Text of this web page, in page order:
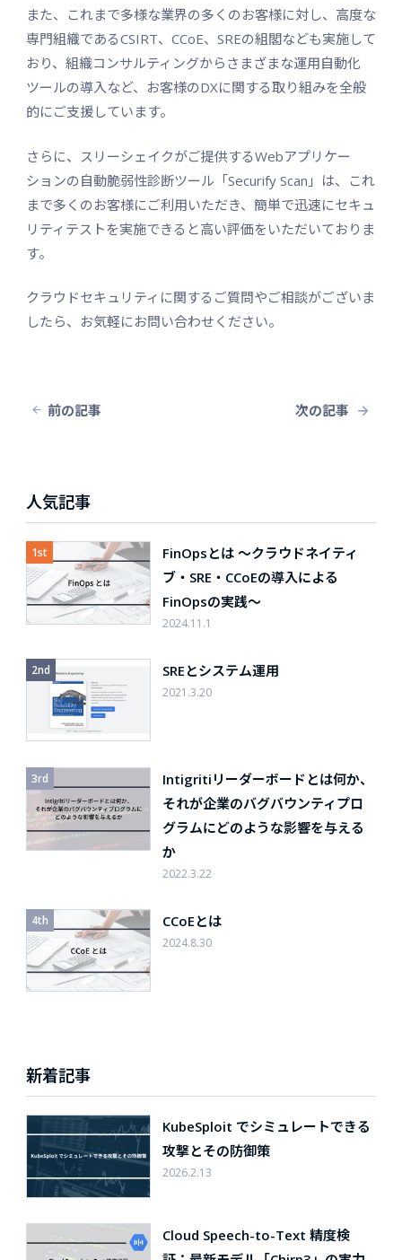
また、これまで多様な業界の多くのお客様に対し、高度な
専門組織であるCSIRT、CCoE、SREの組閣なども実施して
おり、組織コンサルティングからさまざまな運用自動化
ツールの導入など、お客様のDXに関する取り組みを全般
的にご支援しています。
さらに、スリーシェイクがご提供するWebアプリケー
ションの自動脆弱性診断ツール「Securify Scan」は、これ
まで多くのお客様にご利用いただき、簡単で迅速にセキュ
リティテストを実施できると高い評価をいただいておりま
す。
クラウドセキュリティに関するご質問やご相談がございま
したら、お気軽にお問い合わせください。
前の記事 次の記事
人気記事
FinOpsとは 〜クラウドネイティ
ブ・SRE・CCoEの導入による
FinOpsの実践〜
2024.11.1
SREとシステム運用
2021.3.20
Intigritiリーダーボードとは何か、
それが企業のバグバウンティプロ
グラムにどのような影響を与える
か
2022.3.22
CCoEとは
2024.8.30
新着記事
KubeSploit でシミュレートできる
攻撃とその防御策
2026.2.13
Cloud Speech-to-Text 精度検